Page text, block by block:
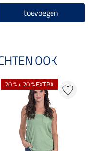
toevoegen
OOK
20 % + 20 % EXTRA